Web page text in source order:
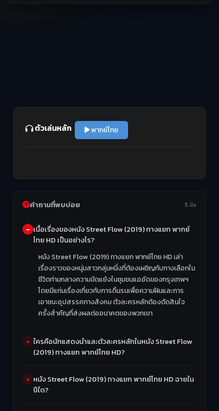
ตัวเล่นหลัก พากย์ไทย
คำถามที่พบบ่อย 5 ข้อ
เนื้อเรื่องของหนัง Street Flow (2019) ทางแยก พากย์
ไทย HD เป็นอย่างไร?
หนัง Street Flow (2019) ทางแยก พากย์ไทย HD เล่า
เรื่องราวของหนุ่มสาวกลุ่มหนึ่งที่ต้องเผชิญกับทางเลือกใน
ชีวิตท่ามกลางความขัดแย้งในชุมชนแออัดของกรุงเทพฯ
โดยมีแก่นเรื่องเกี่ยวกับการดิ้นรนเพื่อความฝันและการ
เอาชนะอุปสรรคทางสังคม ตัวละครหลักต้องตัดสินใจ
ครั้งสำคัญที่ส่งผลต่ออนาคตของพวกเขา
ใครคือนักแสดงนำและตัวละครหลักในหนัง Street Flow
(2019) ทางแยก พากย์ไทย HD?
หนัง Street Flow (2019) ทางแยก พากย์ไทย HD ฉายใน
ปีใด?